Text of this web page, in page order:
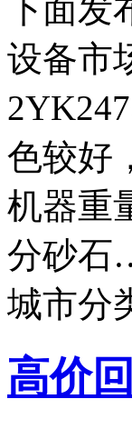
下面
设备市
色较好
机器重
分砂石
城市分
高价